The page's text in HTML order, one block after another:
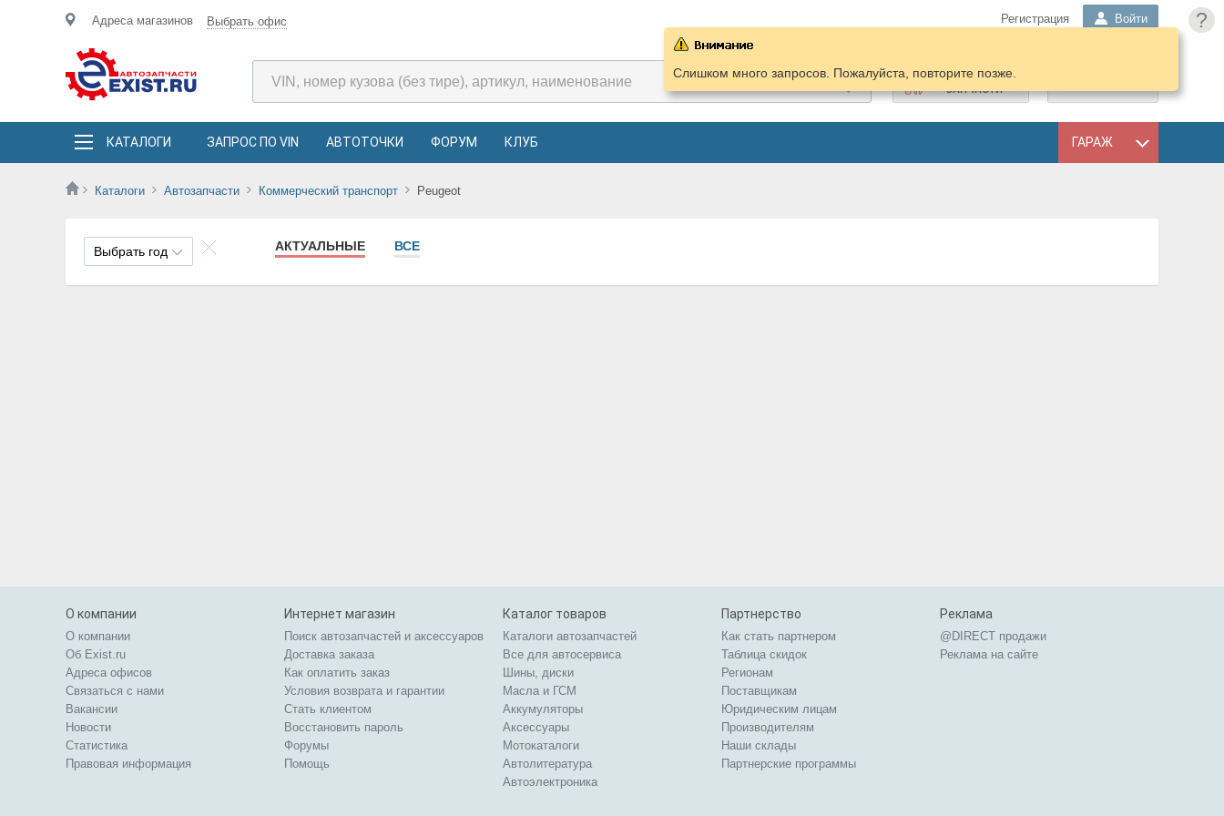
?
Адреса магазинов Выбрать офис Регистрация Войти
ПОДОБРАТЬ
ЗАПЧАСТИ
КАТАЛОГИ ЗАПРОС ПО VIN АВТОТОЧКИ ФОРУМ КЛУБ ГАРАЖ
Каталоги Автозапчасти Коммерческий транспорт Peugeot
Слишком много запросов. Пожалуйста, повторите позже.
Выбрать год АКТУАЛЬНЫЕ ВСЕ
О компании
О компании
Об Exist.ru
Адреса офисов
Связаться с нами
Вакансии
Новости
Статистика
Правовая информация
Интернет магазин
Поиск автозапчастей и аксессуаров
Доставка заказа
Как оплатить заказ
Условия возврата и гарантии
Стать клиентом
Восстановить пароль
Форумы
Помощь
Каталог товаров
Каталоги автозапчастей
Все для автосервиса
Шины, диски
Масла и ГСМ
Аккумуляторы
Аксессуары
Мотокаталоги
Автолитература
Автоэлектроника
Партнерство
Как стать партнером
Таблица скидок
Регионам
Поставщикам
Юридическим лицам
Производителям
Наши склады
Партнерские программы
Реклама
@DIRECT продажи
Реклама на сайте